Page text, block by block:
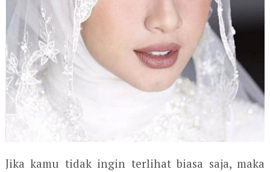
Jika kamu tidak ingin terlihat biasa saja, maka